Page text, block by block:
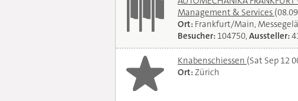
Management & Services
Ort: Frankfurt/Main,
Besucher: 104750,Aussteller:
Knabenschiessen (Sat Sep 12
Ort:Zürich